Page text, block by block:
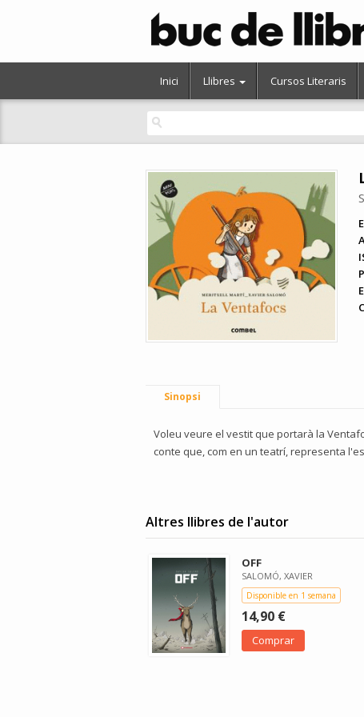
Inici Llibres Cursos Literaris
Sinopsi
Voleu veure el vestit que portarà la
conte que, com en un teatrí, representa
Altres llibres de l'autor
OFF
SALOMÓ, XAVIER
Disponible en 1 semana
14,90 €
Comprar